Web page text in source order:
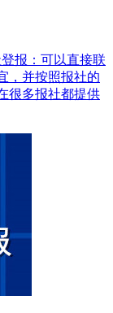
报：可以直接联
，并按照报社的
很多报社都提供